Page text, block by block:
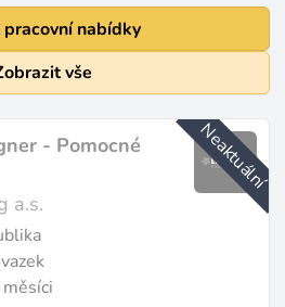
nabídky
vše
Neaktuální
- Pomocné
a.s.